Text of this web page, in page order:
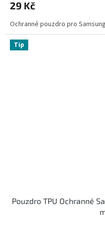
29 Kč
Ochranné pouzdro pro
Tip
Pouzdro TPU Ochranné